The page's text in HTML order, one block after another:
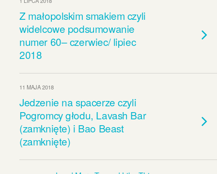
Z małopolskim smakiem czyli
widelcowe podsumowanie
numer 60– czerwiec/ lipiec
2018
11 MAJA 2018
Jedzenie na spacerze czyli
Pogromcy głodu, Lavash Bar
(zamknięte) i Bao Beast
(zamknięte)